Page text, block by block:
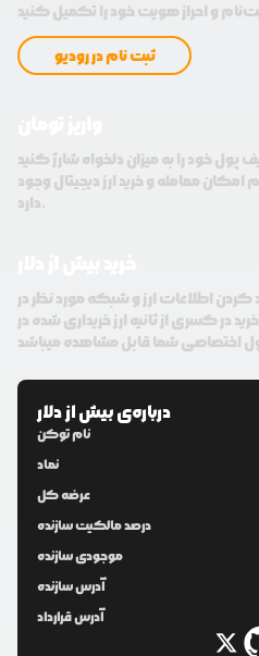
ثبت نام در رودیو
هزار تومان هم امکان معامله و خرید ارز دیجیتال وجود
دارد.
کردن اطلاعات ارز و شبکه مورد نظر در
در کسری از ثانیه ارز خریداری شده در
درباره‌یبیش از دلار
نام توکن
نماد
عرضه کل
درصد مالکیت سازنده
موجودی سازنده
آدرس سازنده
آدرس قرارداد